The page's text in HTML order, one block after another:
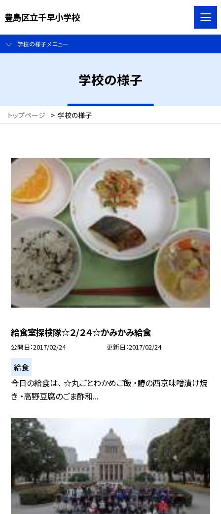
豊島区立千早小学校
学校の様子メニュー
学校の様子
トップページ > 学校の様子
給食室探検隊☆２/２４☆かみかみ給食
公開日 2017/02/24 更新日 2017/02/24
給食
今日の給食は、 ☆丸ごとわかめご飯 ・鰆の西京味噌漬け焼
き ・高野豆腐のごま酢和...